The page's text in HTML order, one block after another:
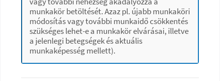
munkakör betöltését. Azaz pl. újabb munkaköri
módosítás vagy további munkaidő csökkentés
szükséges lehet-e a munkakör elvárásai, illetve
a jelenlegi betegségek és aktuális
munkaképesség mellett).